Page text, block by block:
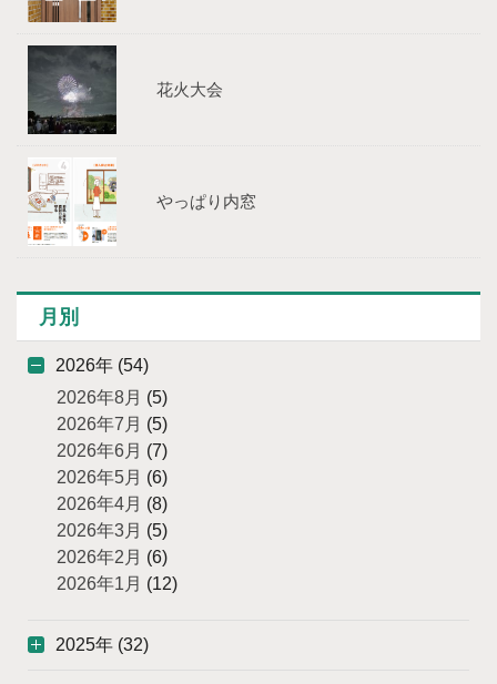
花火大会
やっぱり内窓
月別
2026年 (54)
2026年8月 (5)
2026年7月 (5)
2026年6月 (7)
2026年5月 (6)
2026年4月 (8)
2026年3月 (5)
2026年2月 (6)
2026年1月 (12)
2025年 (32)